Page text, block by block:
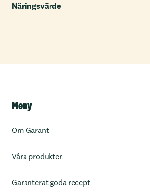
Näringsvärde
Meny
Om Garant
Våra produkter
Garanterat goda recept